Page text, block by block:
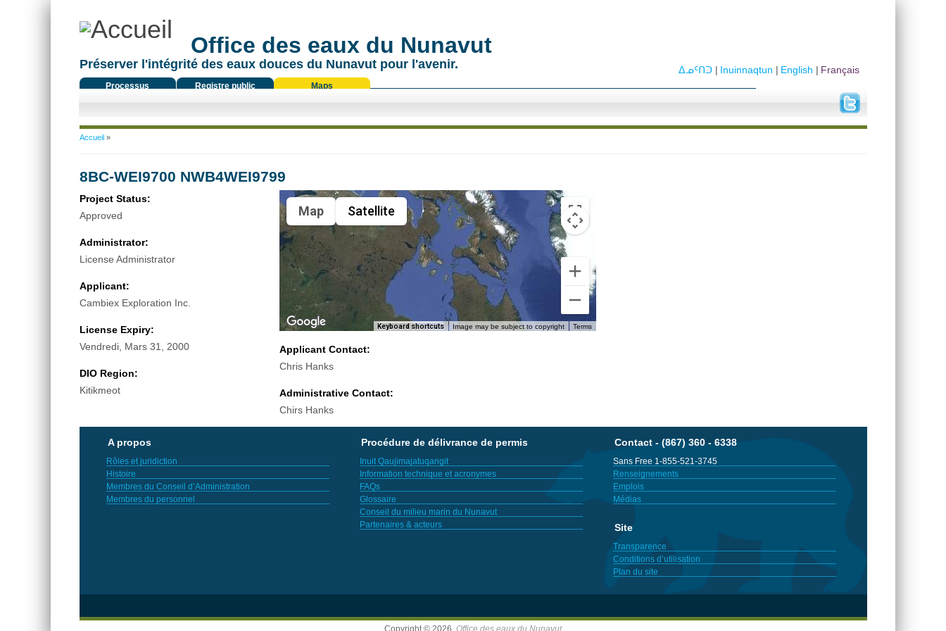
Office des eaux du Nunavut
Préserver l'intégrité des eaux douces du Nunavut pour l'avenir.
Processus
Registre public Maps
Français
English
Inuinnaqtun
ᐃᓄᑦᑎᑐ
Vous êtes ici
Accueil»
8BC-WEI9700 NWB4WEI9799
Project Status:
Approved
Administrator:
License Administrator
Applicant:
Cambiex Exploration Inc.
License Expiry:
Vendredi, Mars 31, 2000
DIO Region:
Kitikmeot
Map Satellite
Keyboard shortcuts Image may be subject to copyright Terms
Applicant Contact:
Chris Hanks
Administrative Contact:
Chirs Hanks
A propos
Rôles et juridiction
Histoire
Membres du Conseil d’Administration
Membres du personnel
Procédure de délivrance de permis
Inuit Qaujimajatuqangit
Information technique et acronymes
FAQs
Glossaire
Conseil du milieu marin du Nunavut
Partenaires & acteurs
Contact - (867) 360 - 6338
Sans Free 1-855-521-3745
Renseignements
Emplois
Médias
Site
Transparence
Conditions d’utilisation
Plan du site
Copyright © 2026, Office des eaux du Nunavut